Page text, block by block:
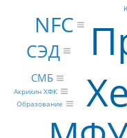
NFC
СЭД
СМБ
Акрихин ХФК
Образование